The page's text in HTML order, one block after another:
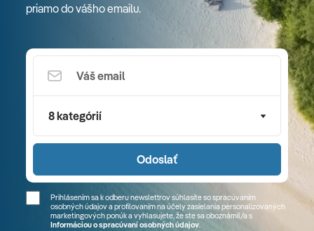
priamo do vášho emailu.
8 kategórií
Odoslať
Prihlásením sa k odberu newslettrov súhlasíte so spracúvaním
osobných údajov a profilovaním na účely zasielania personalizovaných
marketingových ponúk a vyhlasujete, že ste sa oboznámil/a s
Informáciou o spracúvaní osobných údajov.